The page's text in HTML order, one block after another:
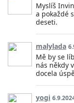
Myslíš
a pokaždé
deseti.
malylada
Mě by se
nás někdy
docela
yogi